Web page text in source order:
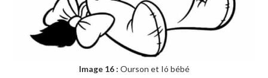
Image 16 : Ourson et Ió bébé